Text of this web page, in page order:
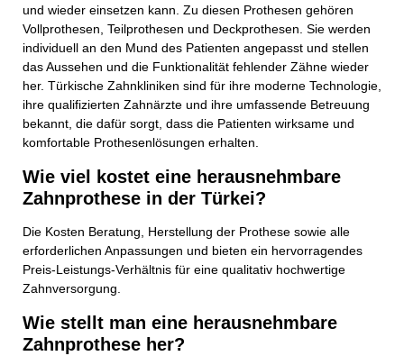
und wieder einsetzen kann. Zu diesen Prothesen gehören
Vollprothesen, Teilprothesen und Deckprothesen. Sie werden
individuell an den Mund des Patienten angepasst und stellen
das Aussehen und die Funktionalität fehlender Zähne wieder
her. Türkische Zahnkliniken sind für ihre moderne Technologie,
ihre qualifizierten Zahnärzte und ihre umfassende Betreuung
bekannt, die dafür sorgt, dass die Patienten wirksame und
komfortable Prothesenlösungen erhalten.
Wie viel kostet eine herausnehmbare
Zahnprothese in der Türkei?
Die Kosten Beratung, Herstellung der Prothese sowie alle
erforderlichen Anpassungen und bieten ein hervorragendes
Preis-Leistungs-Verhältnis für eine qualitativ hochwertige
Zahnversorgung.
Wie stellt man eine herausnehmbare
Zahnprothese her?